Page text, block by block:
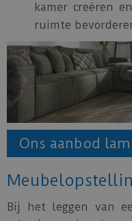
kamer creëren
ruimte
Ons aanbod
Bij het leggen van